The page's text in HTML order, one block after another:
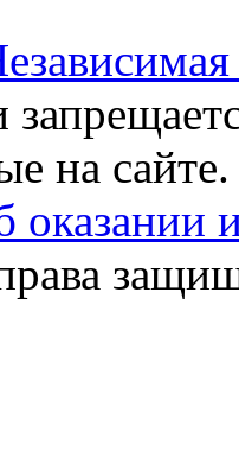
на сайте.
оказании